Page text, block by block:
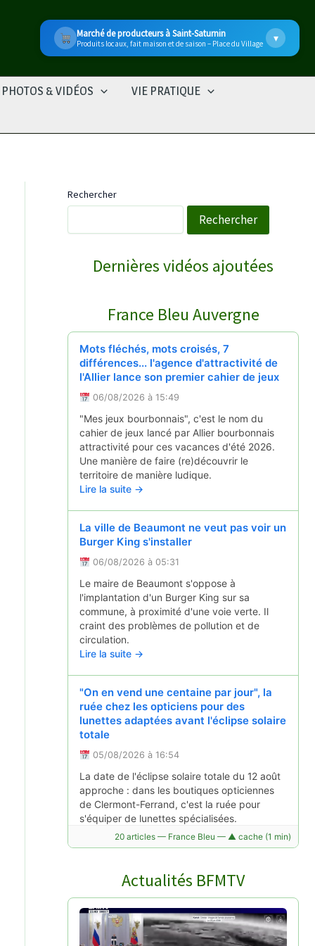
Marché de producteurs à Saint-Saturnin
Produits locaux, fait maison et de saison – Place du Village ▾
PHOTOS & VIDÉOS
VIE PRATIQUE
Rechercher
Rechercher
Dernières vidéos ajoutées
ReportagesFrance Bleu Auvergne
Mots fléchés, mots croisés, 7
différences... l'agence d'attractivité de
l'Allier lance son premier cahier de jeux
06/08/2026 à 15:49
"Mes jeux bourbonnais", c'est le nom du
cahier de jeux lancé par Allier bourbonnais
attractivité pour ces vacances d'été 2026.
Une manière de faire (re)découvrir le
territoire de manière ludique.
Lire la suite →
La ville de Beaumont ne veut pas voir un
Burger King s'installer
06/08/2026 à 05:31
Le maire de Beaumont s'oppose à
l'implantation d'un Burger King sur sa
commune, à proximité d'une voie verte. Il
craint des problèmes de pollution et de
circulation.
Lire la suite →
"On en vend une centaine par jour", la
ruée chez les opticiens pour des
lunettes adaptées avant l'éclipse solaire
totale
05/08/2026 à 16:54
La date de l'éclipse solaire totale du 12 août
approche : dans les boutiques opticiennes
de Clermont-Ferrand, c'est la ruée pour
s'équiper de lunettes spécialisées.
Lire la suite →20 articles — France Bleu — ▲ cache (1 min)
Actualités BFMTV